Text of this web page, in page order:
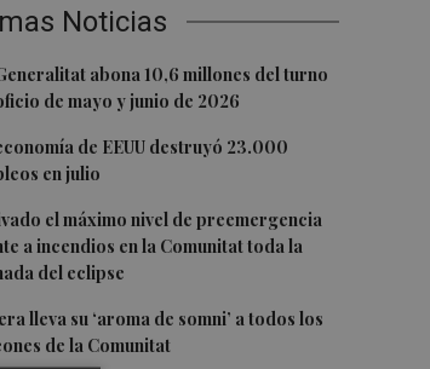
Noticias
abona 10,6 millones del turno
de mayo y junio de 2026
de EEUU destruyó 23.000
en julio
el máximo nivel de preemergencia
a incendios en la Comunitat toda la
del eclipse
lleva su ‘aroma de somni’ a todos los
de la Comunitat